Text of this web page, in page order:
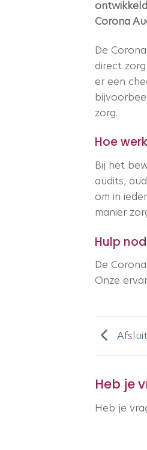
Corona
De
direct
er een
zorg.
Hoe
Bij het
audits,
om in
manier
Hulp
De
Onze
Heb je
Heb je